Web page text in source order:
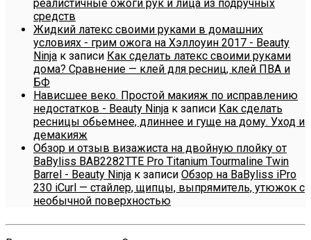
реалистичные ожоги рук и лица из подручных
средств
Жидкий латекс своими руками в домашних
условиях - грим ожога на Хэллоуин 2017 - Beauty
Ninja к записи Как сделать латекс своими руками
дома? Сравнение — клей для ресниц, клей ПВА и
БФ
Нависшее веко. Простой макияж по исправлению
недостатков - Beauty Ninja к записи Как сделать
ресницы обьемнее, длиннее и гуще на дому. Уход и
демакияж
Обзор и отзыв визажиста на двойную плойку от
BaByliss BAB2282TTE Pro Titanium Tourmaline Twin
Barrel - Beauty Ninja к записи Обзор на BaByliss iPro
230 iCurl — стайлер, щипцы, выпрямитель, утюжок с
необычной поверхностью